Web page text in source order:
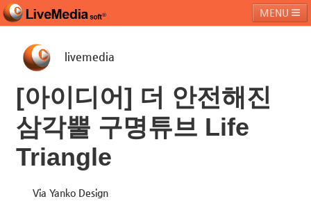
MENU
페밀리 사이트
livemedia
[아이디어] 더 안전해진
삼각뿔 구명튜브 Life
Triangle
Via Yanko Design